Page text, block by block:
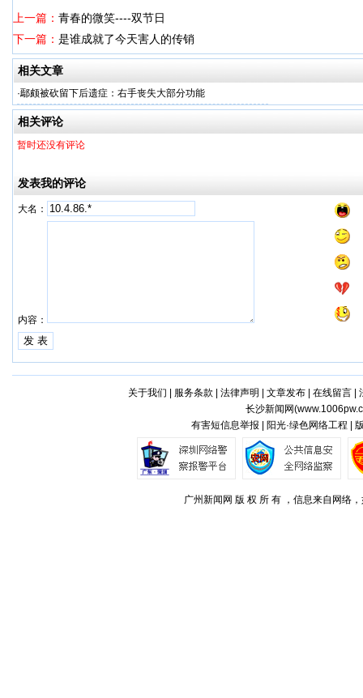
上一篇： 青春的微笑----双节日
下一篇： 是谁成就了今天害人的传销
相关文章
·鄢颇被砍留下后遗症：右手丧失大部分功能
相关评论
暂时还没有评论
发表我的评论
大名：
内容：
关于我们 服务条款 法律声明 文章发布| 在线留言|
长沙新闻网(
有害短信息举报 | 阳光·绿色网络工程 |
广州新闻网 版 权 所 有 ，信息来自网络